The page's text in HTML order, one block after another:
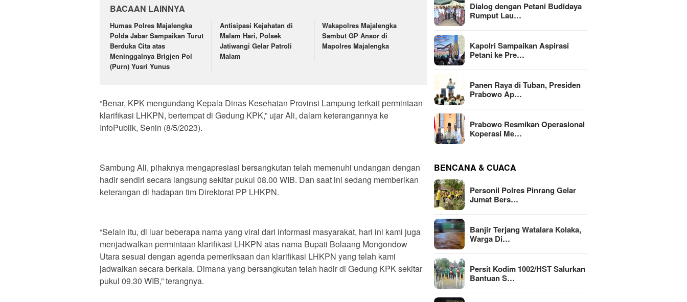
BACAAN LAINNYA
Humas Polres Majalengka
Polda Jabar Sampaikan Turut
Berduka Cita atas
Meninggalnya Brigjen Pol
(Purn) Yusri Yunus
Antisipasi Kejahatan di
Malam Hari, Polsek
Jatiwangi Gelar Patroli
Malam
Wakapolres Majalengka
Sambut GP Ansor di
Mapolres Majalengka
“Benar, KPK mengundang Kepala Dinas Kesehatan Provinsi Lampung terkait permintaan
klarifikasi LHKPN, bertempat di Gedung KPK,” ujar Ali, dalam keterangannya ke
InfoPublik, Senin (8/5/2023).
Sambung Ali, pihaknya mengapresiasi bersangkutan telah memenuhi undangan dengan
hadir sendiri secara langsung sekitar pukul 08.00 WIB. Dan saat ini sedang memberikan
keterangan di hadapan tim Direktorat PP LHKPN.
“Selain itu, di luar beberapa nama yang viral dari informasi masyarakat, hari ini kami juga
menjadwalkan permintaan klarifikasi LHKPN atas nama Bupati Bolaang Mongondow
Utara sesuai dengan agenda pemeriksaan dan klarifikasi LHKPN yang telah kami
jadwalkan secara berkala. Dimana yang bersangkutan telah hadir di Gedung KPK sekitar
pukul 09.30 WIB,” terangnya.
Dialog dengan Petani Budidaya
Rumput Lau…
Kapolri Sampaikan Aspirasi
Petani ke Pre…
Panen Raya di Tuban, Presiden
Prabowo Ap…
Prabowo Resmikan Operasional
Koperasi Me…
BENCANA & CUACA
Personil Polres Pinrang Gelar
Jumat Bers…
Banjir Terjang Watalara Kolaka,
Warga Di…
Persit Kodim 1002/HST Salurkan
Bantuan S…